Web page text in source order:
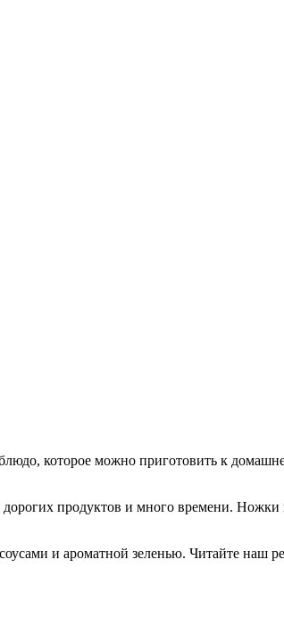
которое можно приготовить к
дорогих продуктов и много времени.
и ароматной зеленью. Читайте наш